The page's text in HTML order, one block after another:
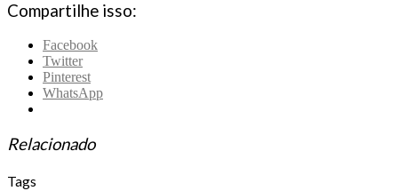
Compartilhe isso:
Facebook
Twitter
Pinterest
WhatsApp
Relacionado
Tags